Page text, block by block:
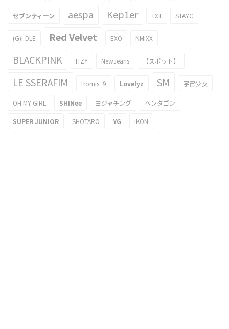
セブンティーン aespa Kep1er TXT STAYC
(G)I-DLE Red Velvet EXO NMIXX
BLACKPINK ITZY NewJeans 【スポット】
LE SSERAFIM fromis_9 Lovelyz SM 宇宙少女
OH MY GIRL SHINee ヨジャチング ペンタゴン
SUPER JUNIOR SHOTARO YG iKON